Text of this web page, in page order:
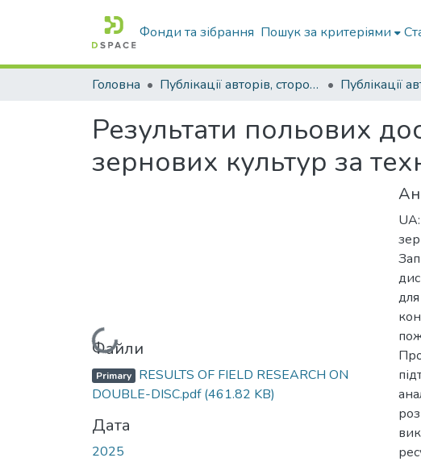
Фонди та зібрання Пошук за критеріями
Головна Публікації авторів, сторонніх університету
Результати польових
зернових культур за
Вантажиться...
Файли
Primary RESULTS OF FIELD RESEARCH ON
DOUBLE-DISC.pdf(461.82 KB)
Дата
2025